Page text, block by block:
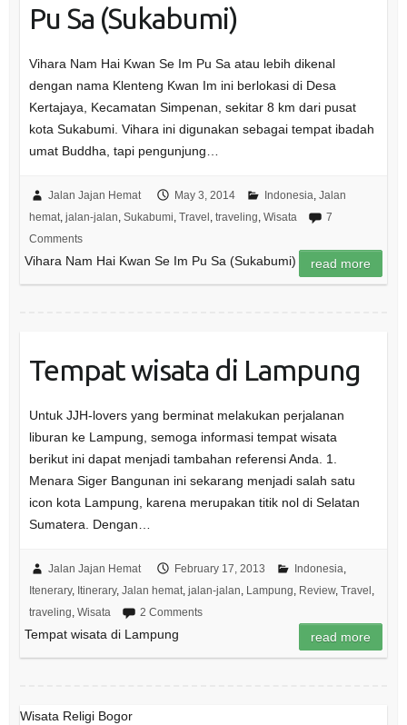
Pu Sa (Sukabumi)
Vihara Nam Hai Kwan Se Im Pu Sa atau lebih dikenal
dengan nama Klenteng Kwan Im ini berlokasi di Desa
Kertajaya, Kecamatan Simpenan, sekitar 8 km dari pusat
kota Sukabumi. Vihara ini digunakan sebagai tempat ibadah
umat Buddha, tapi pengunjung…
Jalan Jajan Hemat May 3, 2014 Indonesia Jalan
hemat, jalan-jalan Sukabumi Travel traveling Wisata
7
Comments
Vihara Nam Hai Kwan Se Im Pu Sa (Sukabumi) read more
Tempat wisata di Lampung
Untuk JJH-lovers yang berminat melakukan perjalanan
liburan ke Lampung, semoga informasi tempat wisata
berikut ini dapat menjadi tambahan referensi Anda. 1.
Menara Siger Bangunan ini sekarang menjadi salah satu
icon kota Lampung, karena merupakan titik nol di Selatan
Sumatera. Dengan…
Jalan Jajan Hemat February 17, 2013 Indonesia
Itenerary, Itinerary, Jalan hemat, jalan-jalan Lampung Review, Travel
traveling Wisata 2 Comments
Tempat wisata di Lampung read more
Wisata Religi Bogor